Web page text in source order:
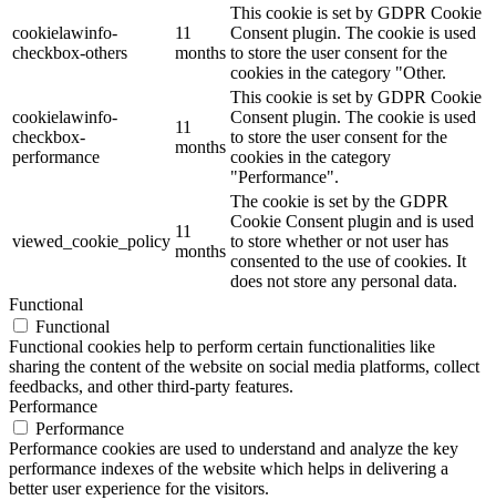
cookielawinfo-
checkbox-others
11
months
This cookie is set by GDPR Cookie
Consent plugin. The cookie is used
to store the user consent for the
cookies in the category "Other.
cookielawinfo-
checkbox-
performance
11
months
This cookie is set by GDPR Cookie
Consent plugin. The cookie is used
to store the user consent for the
cookies in the category
"Performance".
viewed_cookie_policy
11
months
The cookie is set by the GDPR
Cookie Consent plugin and is used
to store whether or not user has
consented to the use of cookies. It
does not store any personal data.
Functional
Functional
Functional cookies help to perform certain functionalities like
sharing the content of the website on social media platforms, collect
feedbacks, and other third-party features.
Performance
Performance
Performance cookies are used to understand and analyze the key
performance indexes of the website which helps in delivering a
better user experience for the visitors.